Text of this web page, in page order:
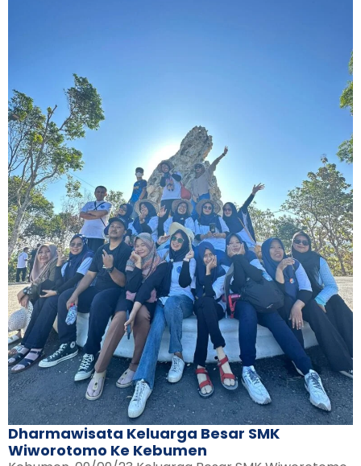
Dharmawisata Keluarga Besar SMK
Wiworotomo Ke Kebumen